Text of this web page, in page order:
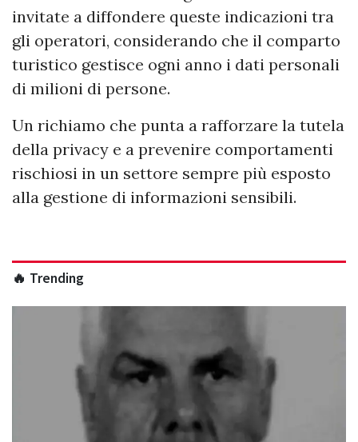
invitate a diffondere queste indicazioni tra
gli operatori, considerando che il comparto
turistico gestisce ogni anno i dati personali
di milioni di persone.
Un richiamo che punta a rafforzare la tutela
della privacy e a prevenire comportamenti
rischiosi in un settore sempre più esposto
alla gestione di informazioni sensibili.
🔥 Trending